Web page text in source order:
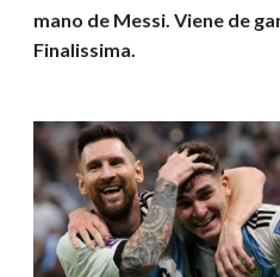
mano de Messi. Viene de
Finalissima.